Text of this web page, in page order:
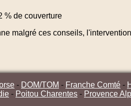
% de couverture
malgré ces conseils,
- DOM/TOM - Franche Comté -
- Poitou Charentes - Provence